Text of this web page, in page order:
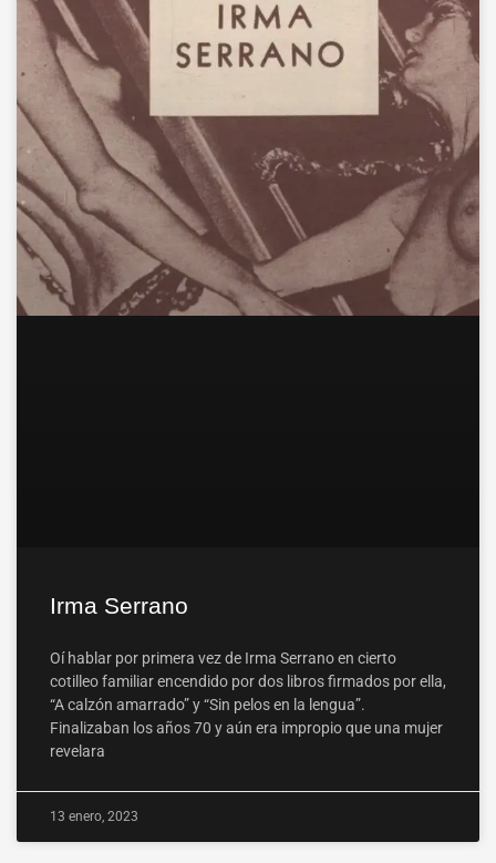
Irma Serrano
Oí hablar por primera vez de Irma Serrano en cierto
cotilleo familiar encendido por dos libros firmados por ella,
“A calzón amarrado” y “Sin pelos en la lengua”.
Finalizaban los años 70 y aún era impropio que una mujer
revelara
13 enero, 2023